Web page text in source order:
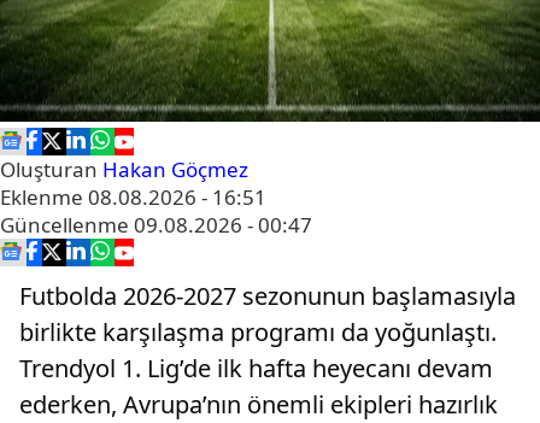
Oluşturan Hakan Göçmez
Eklenme 08.08.2026 - 16:51
Güncellenme 09.08.2026 - 00:47
Futbolda 2026-2027 sezonunun başlamasıyla
birlikte karşılaşma programı da yoğunlaştı.
Trendyol 1. Lig’de ilk hafta heyecanı devam
ederken, Avrupa’nın önemli ekipleri hazırlık